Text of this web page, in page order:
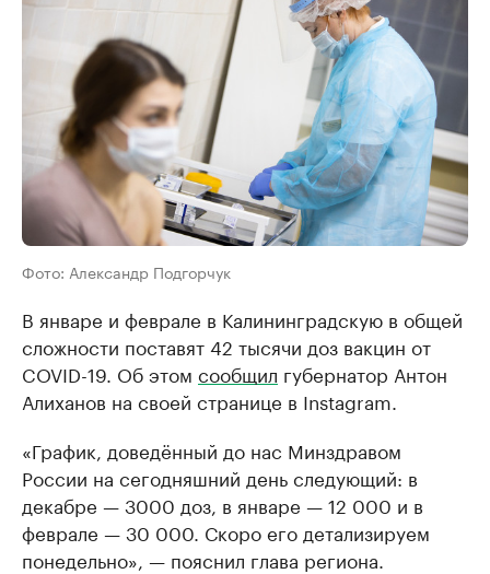
Фото: Александр Подгорчук
В январе и феврале в Калининградскую в общей
сложности поставят 42 тысячи доз вакцин от
COVID-19. Об этом сообщил губернатор Антон
Алиханов на своей странице в Instagram.
«График, доведённый до нас Минздравом
России на сегодняшний день следующий: в
декабре — 3000 доз, в январе — 12 000 и в
феврале — 30 000. Скоро его детализируем
понедельно», — пояснил глава региона.